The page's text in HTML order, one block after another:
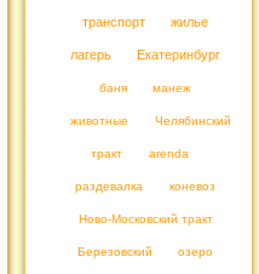
транспорт жилье
лагерь Екатеринбург
баня манеж
животные Челябинский
тракт arenda
раздевалка коневоз
Ново-Московский тракт
Березовский озеро